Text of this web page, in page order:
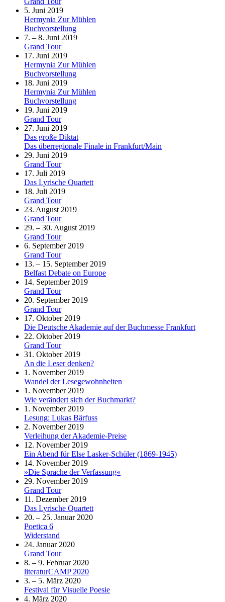
5. Juni 2019
Hermynia Zur Mühlen
Buchvorstellung
7. – 8. Juni 2019
Grand Tour
17. Juni 2019
Hermynia Zur Mühlen
Buchvorstellung
18. Juni 2019
Hermynia Zur Mühlen
Buchvorstellung
19. Juni 2019
Grand Tour
27. Juni 2019
Das große Diktat
Das überregionale Finale in Frankfurt/Main
29. Juni 2019
Grand Tour
17. Juli 2019
Das Lyrische Quartett
18. Juli 2019
Grand Tour
23. August 2019
Grand Tour
29. – 30. August 2019
Grand Tour
6. September 2019
Grand Tour
13. – 15. September 2019
Belfast Debate on Europe
14. September 2019
Grand Tour
20. September 2019
Grand Tour
17. Oktober 2019
Die Deutsche Akademie auf der Buchmesse Frankfurt
22. Oktober 2019
Grand Tour
31. Oktober 2019
An die Leser denken?
1. November 2019
Wandel der Lesegewohnheiten
1. November 2019
Wie verändert sich der Buchmarkt?
1. November 2019
Lesung: Lukas Bärfuss
2. November 2019
Verleihung der Akademie-Preise
12. November 2019
Ein Abend für Else Lasker-Schüler (1869-1945)
14. November 2019
»Die Sprache der Verfassung«
29. November 2019
Grand Tour
11. Dezember 2019
Das Lyrische Quartett
20. – 25. Januar 2020
Poetica 6
Widerstand
24. Januar 2020
Grand Tour
8. – 9. Februar 2020
literaturCAMP 2020
3. – 5. März 2020
Festival für Visuelle Poesie
4. März 2020